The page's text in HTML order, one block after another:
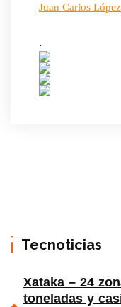
Juan Carlos López
.
Tecnoticias
Xataka – 24
toneladas y